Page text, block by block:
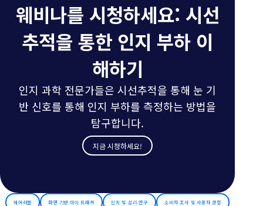
웨비나를 시청하세요: 시선
추적을 통한 인지 부하 이
해하기
인지 과학 전문가들은 시선추적을 통해 눈 기
반 신호를 통해 인지 부하를 측정하는 방법을
탐구합니다.
지금 시청하세요!
웨어러블 화면 기반 아이 트래커 인지 및 심리 연구 소비자 조사 및 사용자 경험